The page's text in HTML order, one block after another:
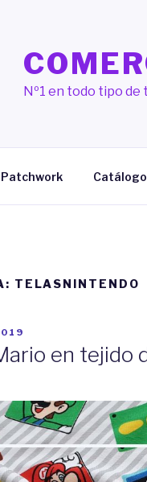
Nº1 en todo tipo
Patchwork Catálogo
TELASNINTENDO
en tejido